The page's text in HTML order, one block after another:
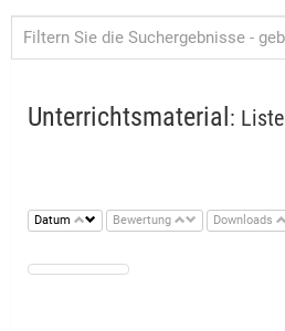
Unterrichtsmaterial : Liste
Datum Bewertung Downloads